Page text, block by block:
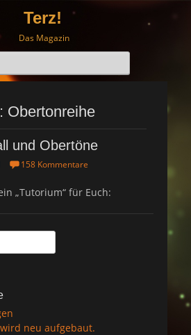
Terz!
Das Magazin
Obertonreihe
und Obertöne
158 Kommentare
„Tutorium“ für Euch:
neu aufgebaut.